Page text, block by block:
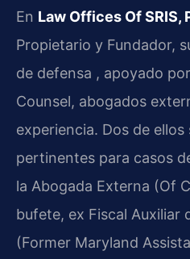
En Law Offices Of SRIS,
Propietario y Fundador,
de defensa , apoyado
Counsel, abogados
experiencia. Dos de
pertinentes para casos
la Abogada Externa (Of
bufete, ex Fiscal Auxiliar
(Former Maryland